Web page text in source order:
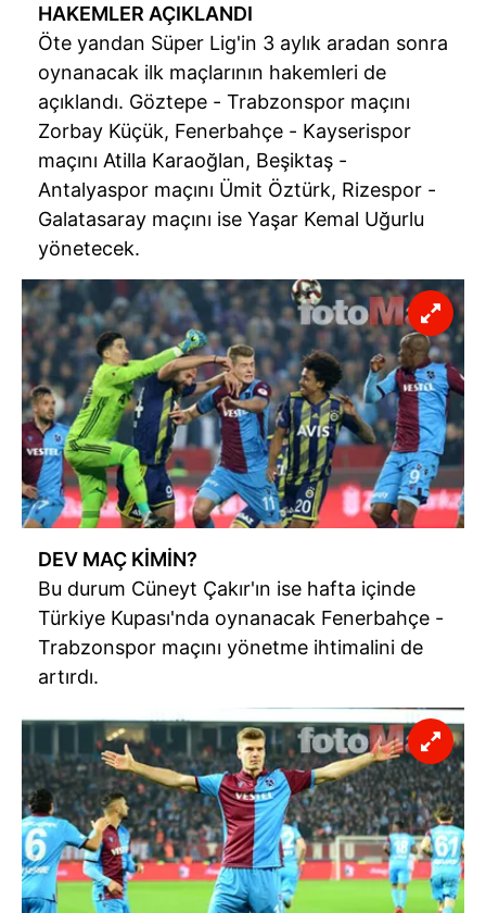
HAKEMLER AÇIKLANDI
Öte yandan Süper Lig'in 3 aylık aradan sonra
oynanacak ilk maçlarının hakemleri de
açıklandı. Göztepe - Trabzonspor maçını
Zorbay Küçük, Fenerbahçe - Kayserispor
maçını Atilla Karaoğlan, Beşiktaş -
Antalyaspor maçını Ümit Öztürk, Rizespor -
Galatasaray maçını ise Yaşar Kemal Uğurlu
yönetecek.
DEV MAÇ KİMİN?
Bu durum Cüneyt Çakır'ın ise hafta içinde
Türkiye Kupası'nda oynanacak Fenerbahçe -
Trabzonspor maçını yönetme ihtimalini de
artırdı.